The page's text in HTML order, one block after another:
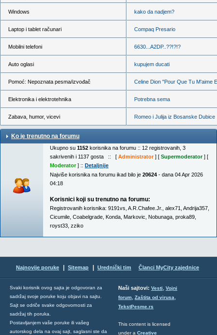
Windows kako da nadjem?
Laptop i tablet računari Compaq Presario
Mobilni telefoni 6630...A2DP..??!?!?
Auto oglasi kupujem ducati
Pomoć: Nepoznata pesma/izvođač Celine Dion "Pour Que Tu M'aime
Elektronika i elektrotehnika Potrebna sema
Zabava, humor, vicevi Romeo i Julija iz Bosanske Dubice
Ko je trenutno na forumu
Ukupno su 1152 korisnika na forumu :: 12 registrovanih, 3
sakrivenih i 1137 gosta :: [ Administrator] [ Supermoderator] [
Moderator] :: Detaljnije
Najviše korisnika na forumu ikad bilo je 20624 - dana 04 Apr 2026
04:18
Korisnici koji su trenutno na forumu:
Registrovanih korisnika: 9191vs A.R.Chafee.Jr. alex71 Andrija357
Cicumile Coabelgrade Konda Markovic Nobunaga proka89
royst33 zziko
Najnovije poruke Sitemap Urednički tim Članci MyCity zajednice
Svaki korisnik ovog sajta je odgovoran za
sadržaj svoje poruke koju objavi na sajtu.
Sajt se odriče svake odgovornosti za
sadržaj tih poruka.
Postavljanjem vaše poruke ili vašeg
autorskog dela na ovaj sajt, saglasni ste da
Naši sajtovi: Vesti, Vojni
forum, Zaštita od virusa,
TekstPesme.rs
This content is licensed
under a Creative